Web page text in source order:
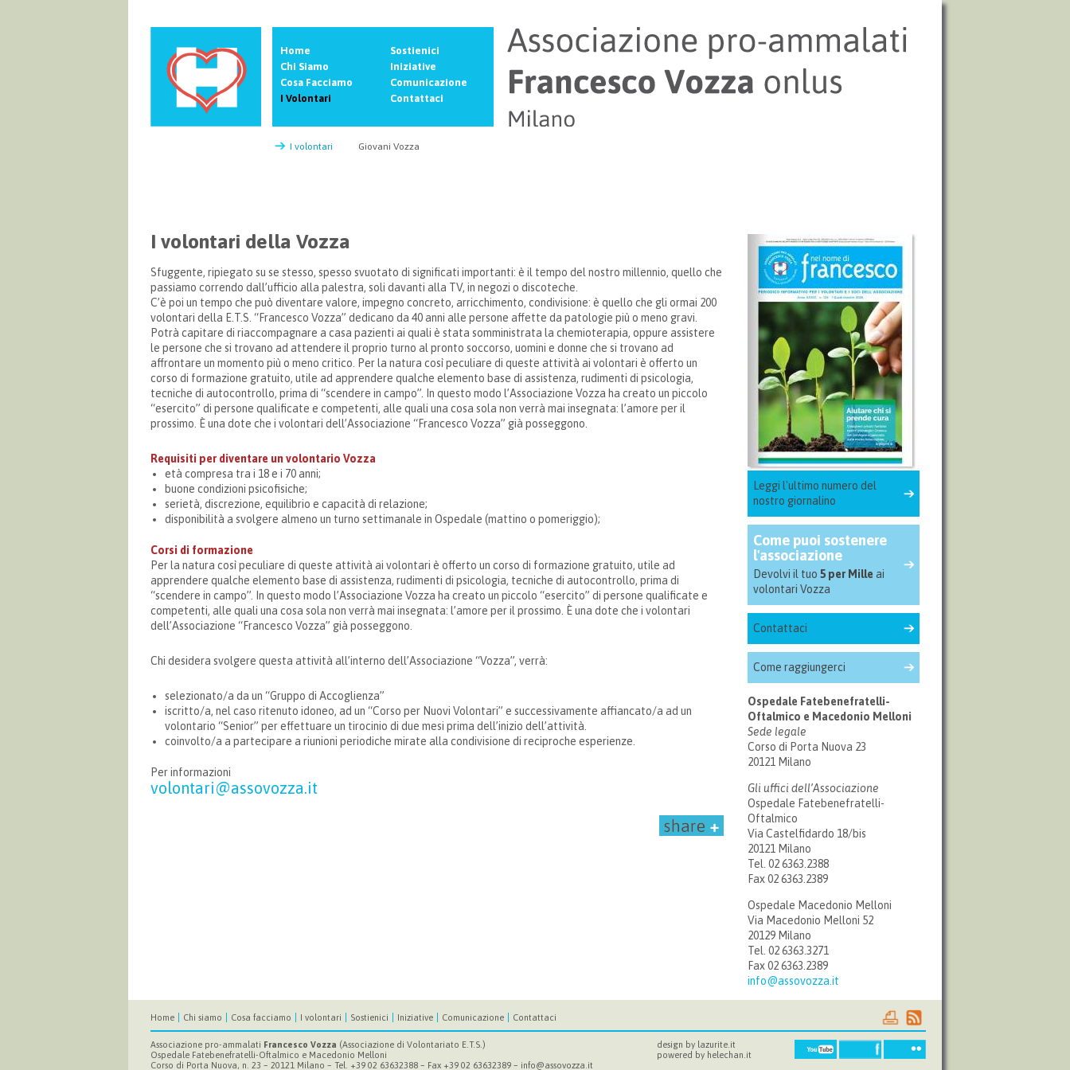
Home
Sostienici
Chi Siamo
Iniziative
Cosa Facciamo
Comunicazione
I Volontari
Contattaci
I volontari Giovani Vozza
I volontari della Vozza
Sfuggente, ripiegato su se stesso, spesso svuotato di significati importanti: è il tempo del nostro millennio, quello che
passiamo correndo dall’ufficio alla palestra, soli davanti alla TV, in negozi o discoteche.
C’è poi un tempo che può diventare valore, impegno concreto, arricchimento, condivisione: è quello che gli ormai 200
volontari della E.T.S. “Francesco Vozza” dedicano da 40 anni alle persone affette da patologie più o meno gravi.
Potrà capitare di riaccompagnare a casa pazienti ai quali è stata somministrata la chemioterapia, oppure assistere
le persone che si trovano ad attendere il proprio turno al pronto soccorso, uomini e donne che si trovano ad
affrontare un momento più o meno critico. Per la natura così peculiare di queste attività ai volontari è offerto un
corso di formazione gratuito, utile ad apprendere qualche elemento base di assistenza, rudimenti di psicologia,
tecniche di autocontrollo, prima di “scendere in campo”. In questo modo l’Associazione Vozza ha creato un piccolo
“esercito” di persone qualificate e competenti, alle quali una cosa sola non verrà mai insegnata: l’amore per il
prossimo. È una dote che i volontari dell’Associazione “Francesco Vozza” già posseggono.
Requisiti per diventare un volontario Vozza
età compresa tra i 18 e i 70 anni;
buone condizioni psicofisiche;
serietà, discrezione, equilibrio e capacità di relazione;
disponibilità a svolgere almeno un turno settimanale in Ospedale (mattino o pomeriggio);
Corsi di formazione
Per la natura così peculiare di queste attività ai volontari è offerto un corso di formazione gratuito, utile ad
apprendere qualche elemento base di assistenza, rudimenti di psicologia, tecniche di autocontrollo, prima di
“scendere in campo”. In questo modo l’Associazione Vozza ha creato un piccolo “esercito” di persone qualificate e
competenti, alle quali una cosa sola non verrà mai insegnata: l’amore per il prossimo. È una dote che i volontari
dell’Associazione “Francesco Vozza” già posseggono.
Chi desidera svolgere questa attività all’interno dell’Associazione “Vozza”, verrà:
selezionato/a da un “Gruppo di Accoglienza”
iscritto/a, nel caso ritenuto idoneo, ad un “Corso per Nuovi Volontari” e successivamente affiancato/a ad un
volontario “Senior” per effettuare un tirocinio di due mesi prima dell’inizio dell’attività.
coinvolto/a a partecipare a riunioni periodiche mirate alla condivisione di reciproche esperienze.
Per informazioni
volontari@assovozza.it
Leggi l'ultimo numero del
nostro giornalino
Come puoi sostenere
l'associazione
Devolvi il tuo 5 per Mille ai
volontari Vozza
Contattaci
Come raggiungerci
Ospedale Fatebenefratelli-
Oftalmico e Macedonio Melloni
Sede legale
Corso di Porta Nuova 23
20121 Milano
Gli uffici dell’Associazione
Ospedale Fatebenefratelli-
Oftalmico
Via Castelfidardo 18/bis
20121 Milano
Tel. 02 6363.2388
Fax 02 6363.2389
Ospedale Macedonio Melloni
Via Macedonio Melloni 52
20129 Milano
Tel. 02 6363.3271
Fax 02 6363.2389
info@assovozza.it
Home Chi siamo Cosa facciamo I volontari Sostienici Iniziative Comunicazione Contattaci
Associazione pro-ammalati Francesco Vozza (Associazione di Volontariato E.T.S.)
Ospedale Fatebenefratelli-Oftalmico e Macedonio Melloni
Corso di Porta Nuova, n. 23 – 20121 Milano – Tel. +39 02 63632388 – Fax +39 02 63632389 – info@assovozza.it
design by lazurite.it
powered by helechan.it